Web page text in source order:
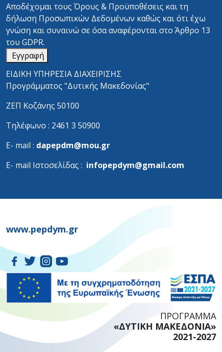
Αποδέχομαι τους Όρους & Προϋποθέσεις και τη
δήλωση Προσωπικών Δεδομένων καθώς και ότι έχω
γνώση και συναινώ σε όσα αναφέρονται στο Άρθρο 13
του GDPR.
Εγγραφή
ΕΙΔΙΚΗ ΥΠΗΡΕΣΙΑ ΔΙΑΧΕΙΡΙΣΗΣ
Προγράμματος "Δυτικής Μακεδονίας"
ΖΕΠ Κοζάνης 50100
Τηλέφωνο : 2461 3 50900
Ε- mail : dapepdm@mou.gr
Ε- mail Ιστοσελίδας : infopepdym@gmail.com
www.pepdym.gr
ΠΡΟΓΡΑΜΜΑ
«ΔΥΤΙΚΗ ΜΑΚΕΔΟΝΙΑ»
2021-2027